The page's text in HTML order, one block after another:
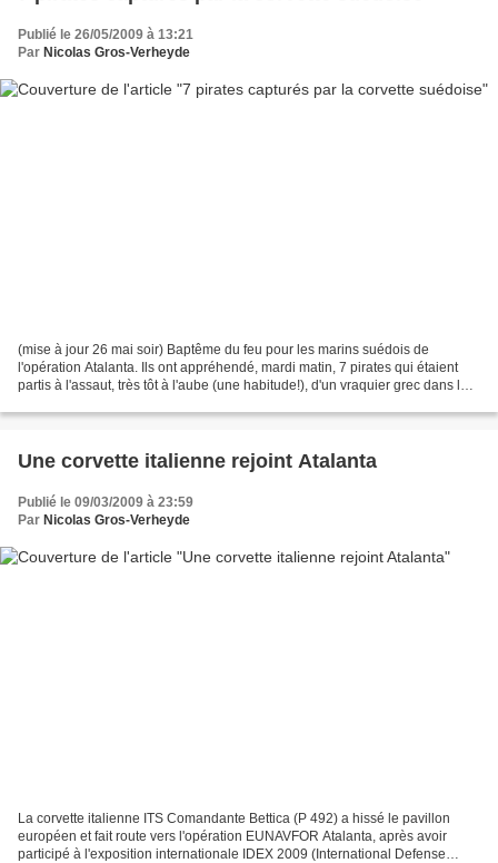
Publié le 26/05/2009 à 13:21
Par Nicolas Gros-Verheyde
(mise à jour 26 mai soir) Baptême du feu pour les marins suédois de
l'opération Atalanta. Ils ont appréhendé, mardi matin, 7 pirates qui étaient
partis à l'assaut, très tôt à l'aube (une habitude!), d'un vraquier grec dans le
Une corvette italienne rejoint Atalanta
Publié le 09/03/2009 à 23:59
Par Nicolas Gros-Verheyde
La corvette italienne ITS Comandante Bettica (P 492) a hissé le pavillon
européen et fait route vers l'opération EUNAVFOR Atalanta, après avoir
participé à l'exposition internationale IDEX 2009 (International Defense